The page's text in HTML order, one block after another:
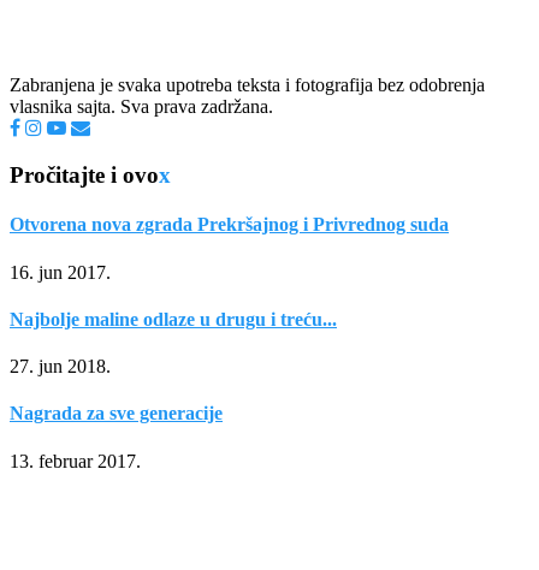
Zabranjena je svaka upotreba teksta i fotografija bez odobrenja
vlasnika sajta. Sva prava zadržana.
Pročitajte i ovox
Otvorena nova zgrada Prekršajnog i Privrednog suda
16. jun 2017.
Najbolje maline odlaze u drugu i treću...
27. jun 2018.
Nagrada za sve generacije
13. februar 2017.